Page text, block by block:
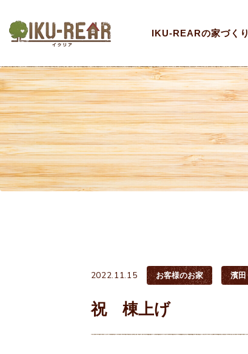
IKU-REARの家づくり
2022.11.15 お客様のお家 濱田
祝 棟上げ